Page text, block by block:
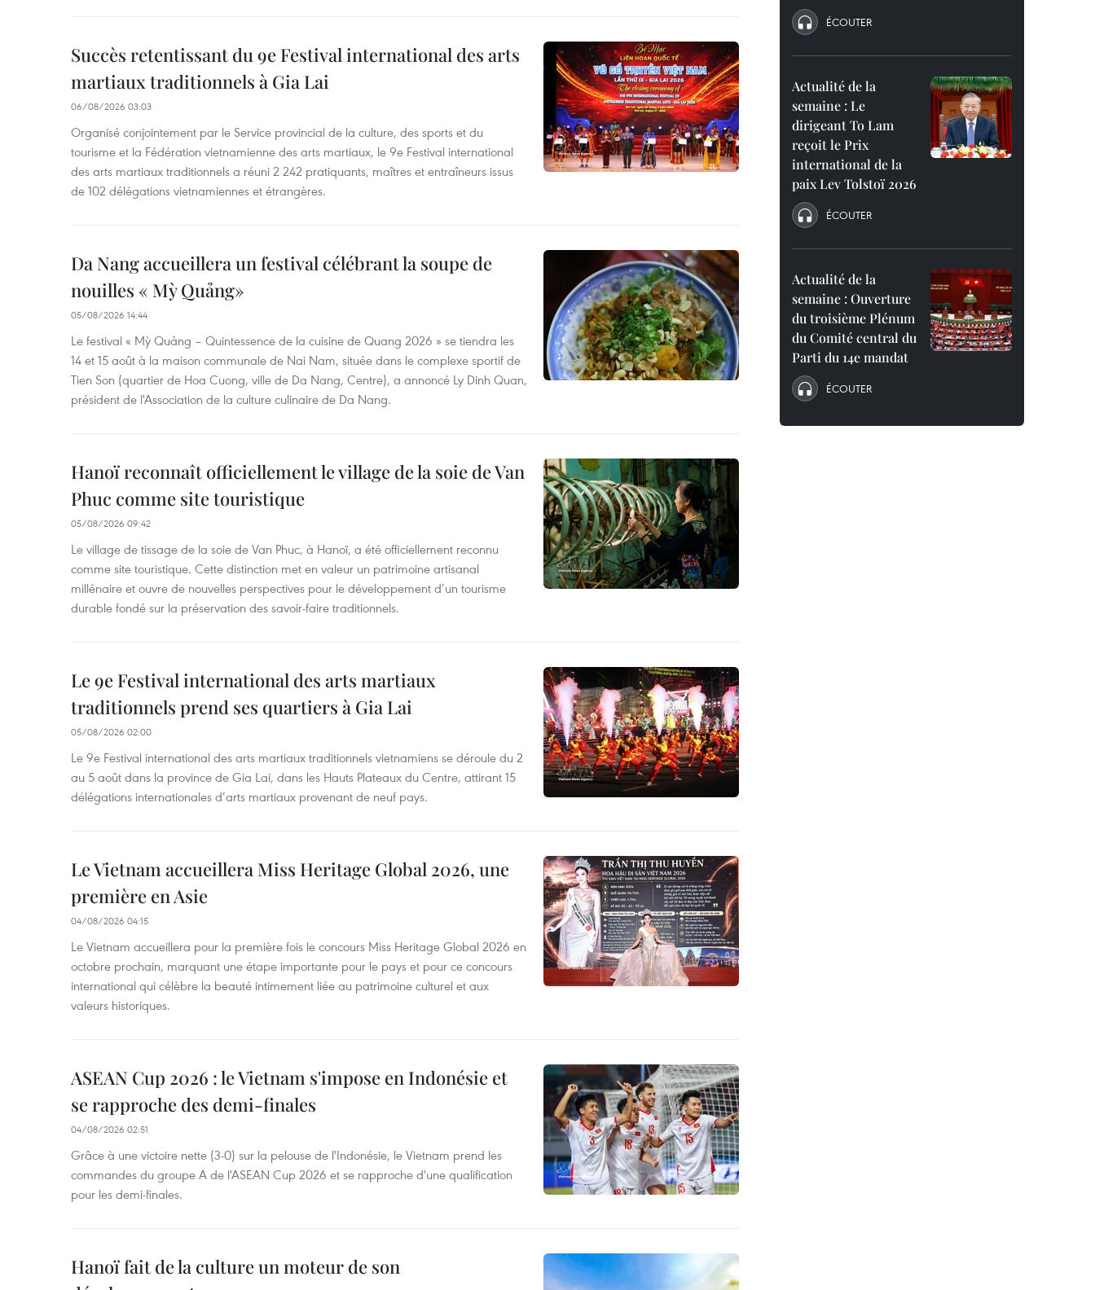
Succès retentissant du 9e Festival international des arts
martiaux traditionnels à Gia Lai
06/08/2026 03:03
Organisé conjointement par le Service provincial de la culture, des sports et du
tourisme et la Fédération vietnamienne des arts martiaux, le 9e Festival international
des arts martiaux traditionnels a réuni 2 242 pratiquants, maîtres et entraîneurs issus
de 102 délégations vietnamiennes et étrangères.
Da Nang accueillera un festival célébrant la soupe de
nouilles « Mỳ Quảng»
05/08/2026 14:44
Le festival « Mỳ Quảng – Quintessence de la cuisine de Quang 2026 » se tiendra les
14 et 15 août à la maison communale de Nai Nam, située dans le complexe sportif de
Tien Son (quartier de Hoa Cuong, ville de Da Nang, Centre), a annoncé Ly Dinh Quan,
président de l'Association de la culture culinaire de Da Nang.
Hanoï reconnaît officiellement le village de la soie de Van
Phuc comme site touristique
05/08/2026 09:42
Le village de tissage de la soie de Van Phuc, à Hanoï, a été officiellement reconnu
comme site touristique. Cette distinction met en valeur un patrimoine artisanal
millénaire et ouvre de nouvelles perspectives pour le développement d’un tourisme
durable fondé sur la préservation des savoir-faire traditionnels.
Le 9e Festival international des arts martiaux
traditionnels prend ses quartiers à Gia Lai
05/08/2026 02:00
Le 9e Festival international des arts martiaux traditionnels vietnamiens se déroule du 2
au 5 août dans la province de Gia Lai, dans les Hauts Plateaux du Centre, attirant 15
délégations internationales d’arts martiaux provenant de neuf pays.
Le Vietnam accueillera Miss Heritage Global 2026, une
première en Asie
04/08/2026 04:15
Le Vietnam accueillera pour la première fois le concours Miss Heritage Global 2026 en
octobre prochain, marquant une étape importante pour le pays et pour ce concours
international qui célèbre la beauté intimement liée au patrimoine culturel et aux
valeurs historiques.
ASEAN Cup 2026 : le Vietnam s'impose en Indonésie et
se rapproche des demi-finales
04/08/2026 02:51
Grâce à une victoire nette (3-0) sur la pelouse de l'Indonésie, le Vietnam prend les
commandes du groupe A de l'ASEAN Cup 2026 et se rapproche d'une qualification
pour les demi-finales.
Hanoï fait de la culture un moteur de son
ÉCOUTER
Actualité de la
semaine : Le
dirigeant To Lam
reçoit le Prix
international de la
paix Lev Tolstoï 2026
ÉCOUTER
Actualité de la
semaine : Ouverture
du troisième Plénum
du Comité central du
Parti du 14e mandat
ÉCOUTER